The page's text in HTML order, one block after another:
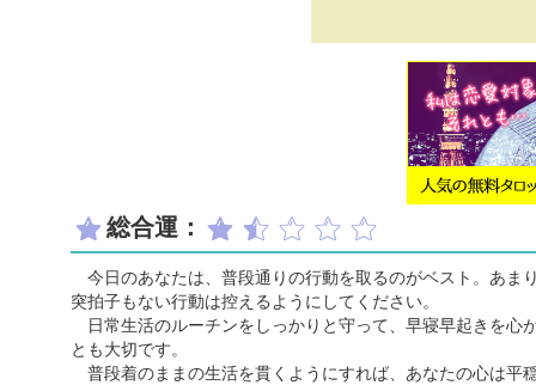
総合運：
今日のあなたは、普段通りの行動を取るのがベスト。あま
突拍子もない行動は控えるようにしてください。
日常生活のルーチンをしっかりと守って、早寝早起きを心
とも大切です。
普段着のままの生活を貫くようにすれば、あなたの心は平